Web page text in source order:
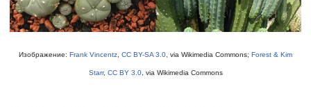
Изображение: Frank Vincentz CC BY-SA 3.0 , via Wikimedia Commons; Forest & Kim
Starr, CC BY 3.0, via Wikimedia Commons